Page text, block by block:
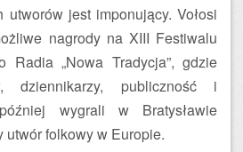
utworów jest imponujący. Vołosi
nagrody na XIII Festiwalu
Radia „Nowa Tradycja”, gdzie
dziennikarzy, publiczność i
wygrali w Bratysławie
utwór folkowy w Europie.